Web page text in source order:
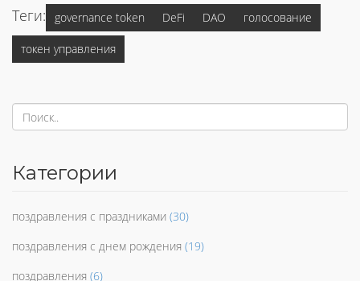
Теги: governance token DeFi DAO голосование
токен управления
Категории
поздравления с праздниками (30)
поздравления с днем рождения (19)
поздравления (6)